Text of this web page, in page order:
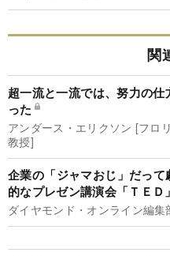
関
超一流と一流では、努力の
った
アンダース・エリクソン [フロ
教授]
企業の「ジャマおじ」だっ
的なプレゼン講演会「ＴＥＤ
ダイヤモンド・オンライン編集